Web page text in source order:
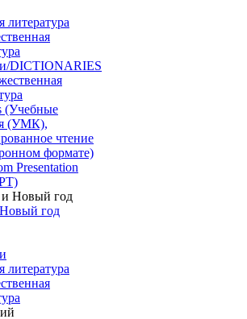
литература
DICTIONARIES
(Учебные
(УМК),
чтение
формате)
Presentation
год
литература